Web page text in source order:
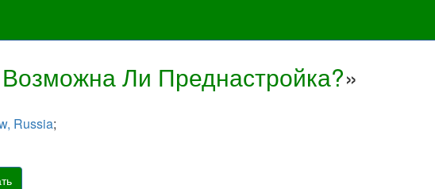
Ли Преднастройка?»
Russia;